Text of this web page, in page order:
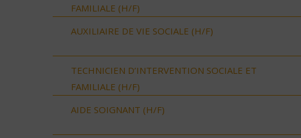
FAMILIALE (H/F)
AUXILIAIRE DE VIE SOCIALE (H/F)
TECHNICIEN D’INTERVENTION SOCIALE ET
FAMILIALE (H/F)
AIDE SOIGNANT (H/F)